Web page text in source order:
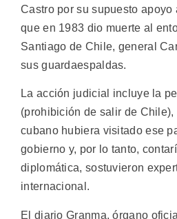
Castro por su supuesto apoyo
que en 1983 dio muerte al
Santiago de Chile, general
sus guardaespaldas.
La acción judicial incluye la
(prohibición de salir de
cubano hubiera visitado ese
gobierno y, por lo tanto,
diplomática, sostuvieron
internacional.
El diario Granma, órgano